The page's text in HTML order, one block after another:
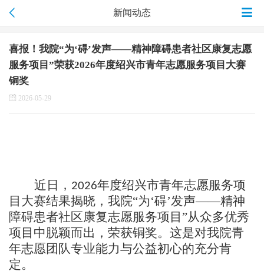
新闻动态
喜报！我院“为‘碍’发声——精神障碍患者社区康复志愿
服务项目”荣获2026年度绍兴市青年志愿服务项目大赛
铜奖
2026-05-29
近日， 2026年度绍兴市青年志愿服务项
目大赛结果揭晓，我院“为‘碍’发声——精神
障碍患者社区康复志愿服务项目”从众多优秀
项目中脱颖而出，荣获铜奖。这是对我院青
年志愿团队专业能力与公益初心的充分肯
定。